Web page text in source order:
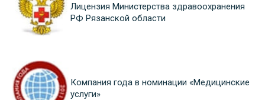
Лицензия Министерства здравоохранения
РФ Рязанской области
Компания года в номинации «Медицинские
услуги»